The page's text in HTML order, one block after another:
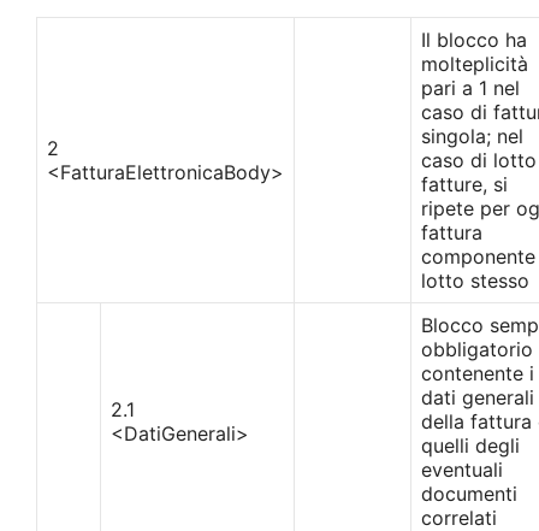
2
<FatturaElettronicaBody>
Il blocco ha
molteplicità
pari a 1 nel
caso di
singola; nel
caso di
fatture, si
ripete per
fattura
lotto stesso
2.1
<DatiGenerali>
Blocco
obbligatorio
contenente i
dati generali
della fattura
quelli degli
eventuali
documenti
correlati